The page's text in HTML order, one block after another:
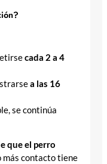
cada 2 a 4
a las 16
se continúa
que el perro
más contacto tiene